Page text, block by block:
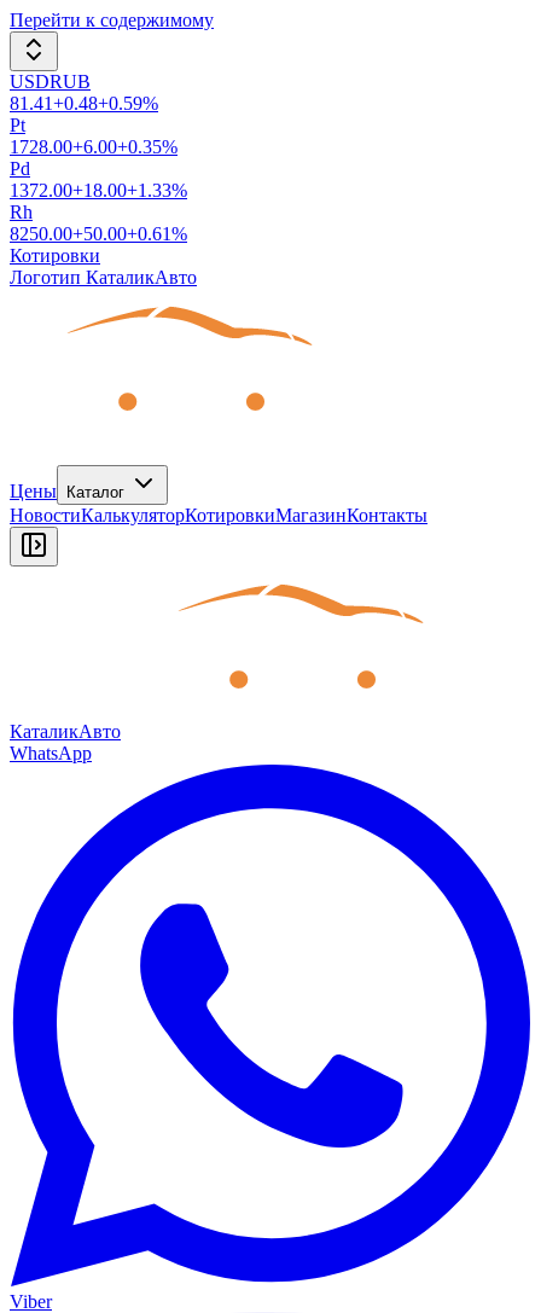
Перейти к содержимому
USDRUB
81.41+0.48+0.59%
Pt
1728.00+6.00+0.35%
Pd
1372.00+18.00+1.33%
Rh
8250.00+50.00+0.61%
Котировки
Логотип КаталикАвто
Цены Каталог
НовостиКалькуляторКотировкиМагазинКонтакты
КаталикАвто
WhatsApp
Viber